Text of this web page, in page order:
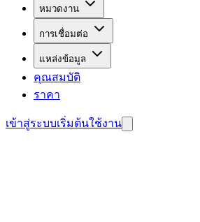
หมวดงาน
การเชื่อมต่อ
แหล่งข้อมูล
คุณสมบัติ
ราคา
เข้าสู่ระบบเริ่มต้นใช้งาน